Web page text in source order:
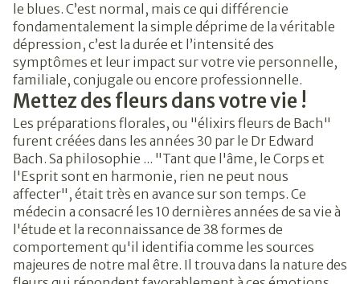
le blues. C’est normal, mais ce qui différencie
fondamentalement la simple déprime de la véritable
dépression, c’est la durée et l’intensité des
symptômes et leur impact sur votre vie personnelle,
familiale, conjugale ou encore professionnelle.
Mettez des fleurs dans votre vie !
Les préparations florales, ou "élixirs fleurs de Bach"
furent créées dans les années 30 par le Dr Edward
Bach. Sa philosophie ... "Tant que l'âme, le Corps et
l'Esprit sont en harmonie, rien ne peut nous
affecter", était très en avance sur son temps. Ce
médecin a consacré les 10 dernières années de sa vie à
l'étude et la reconnaissance de 38 formes de
comportement qu'il identifia comme les sources
majeures de notre mal être. Il trouva dans la nature des